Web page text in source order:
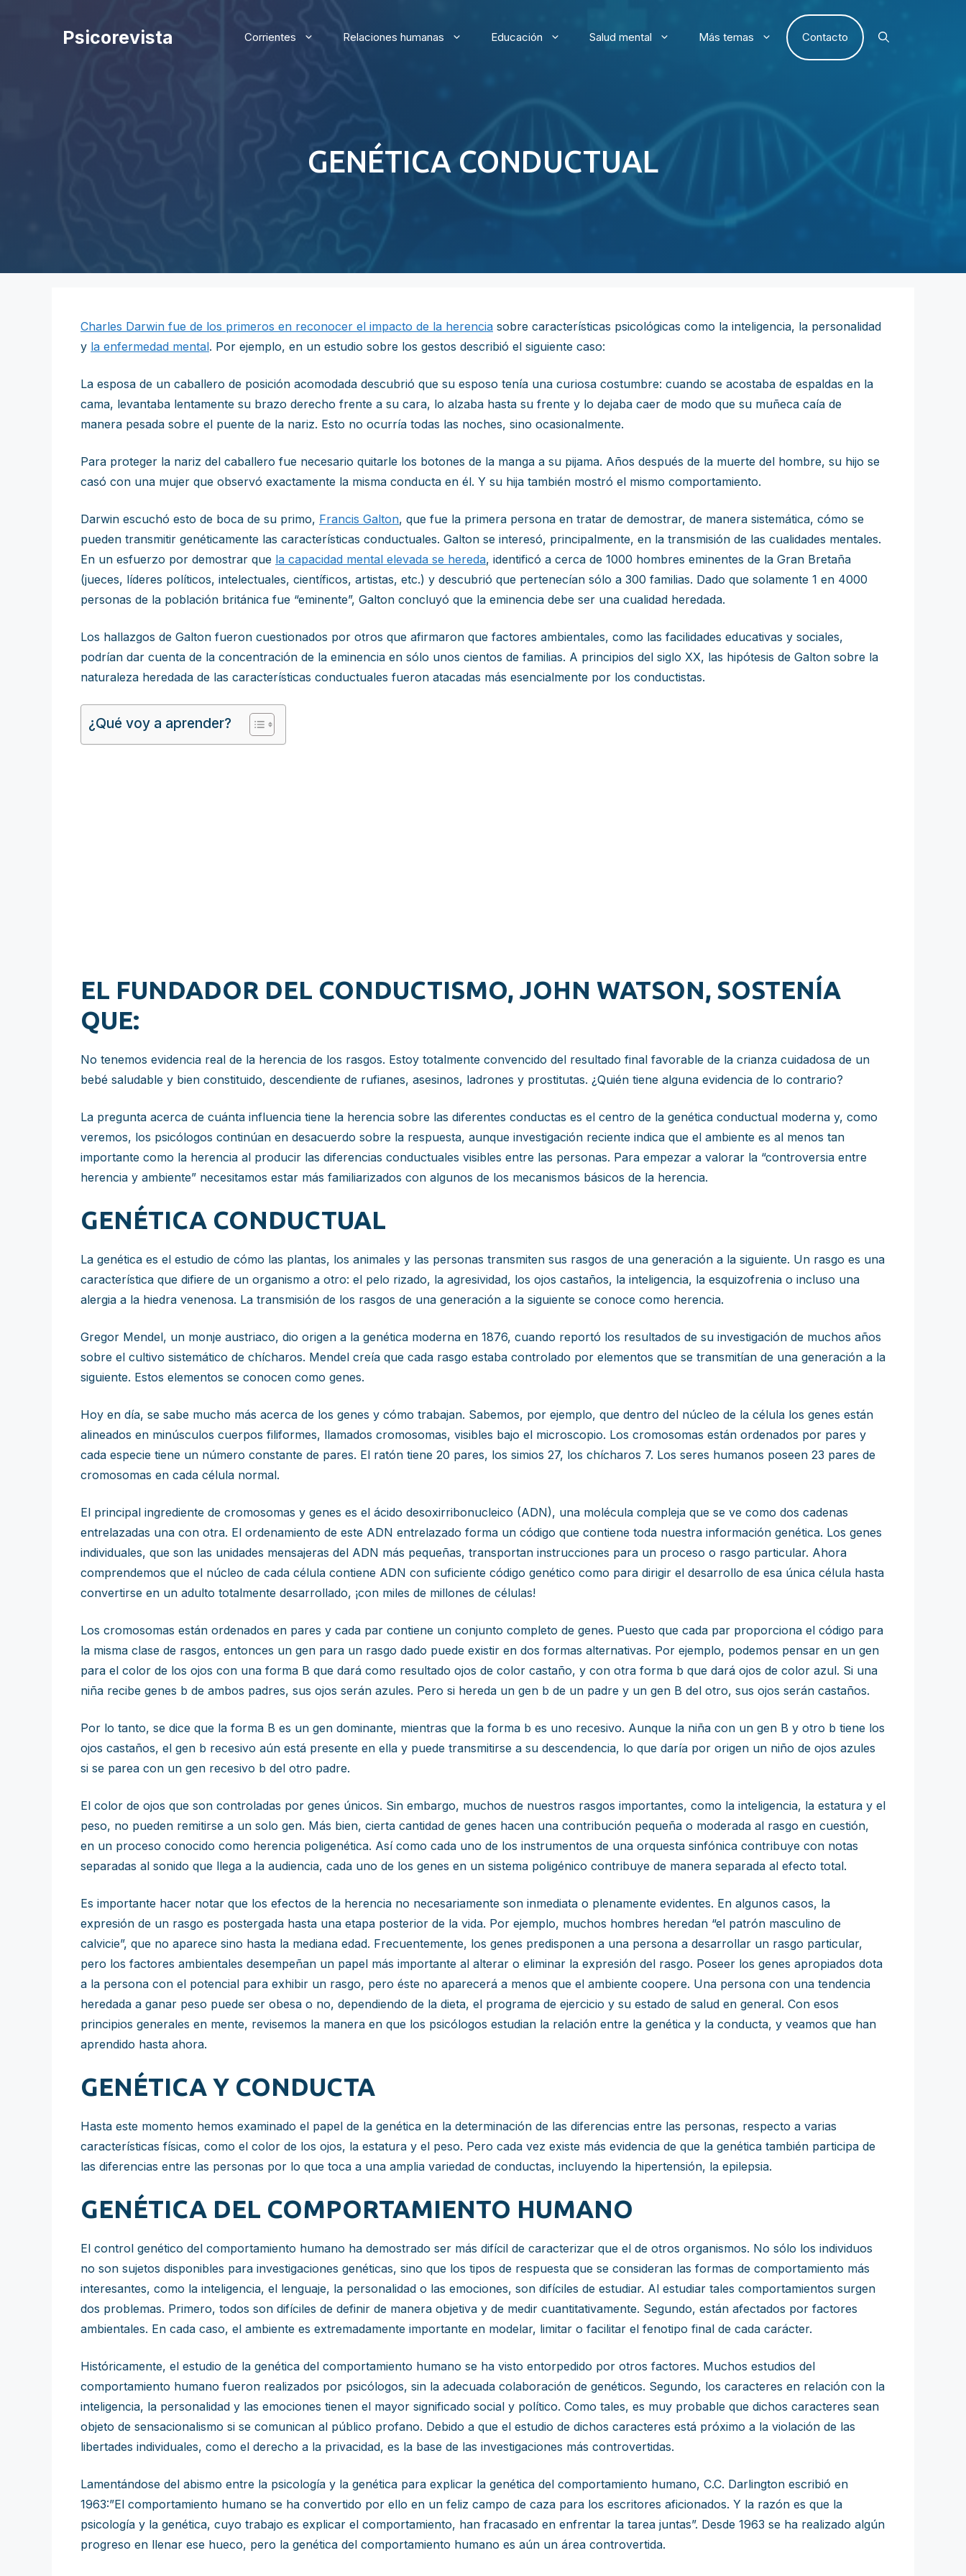
Psicorevista Corrientes Relaciones humanas Educación Salud mental Más temas Contacto
GENÉTICA CONDUCTUAL
Charles Darwin fue de los primeros en reconocer el impacto de la herencia sobre características psicológicas como la inteligencia, la personalidad
y la enfermedad mental. Por ejemplo, en un estudio sobre los gestos describió el siguiente caso:
La esposa de un caballero de posición acomodada descubrió que su esposo tenía una curiosa costumbre: cuando se acostaba de espaldas en la
cama, levantaba lentamente su brazo derecho frente a su cara, lo alzaba hasta su frente y lo dejaba caer de modo que su muñeca caía de
manera pesada sobre el puente de la nariz. Esto no ocurría todas las noches, sino ocasionalmente.
Para proteger la nariz del caballero fue necesario quitarle los botones de la manga a su pijama. Años después de la muerte del hombre, su hijo se
casó con una mujer que observó exactamente la misma conducta en él. Y su hija también mostró el mismo comportamiento.
Darwin escuchó esto de boca de su primo, Francis Galton, que fue la primera persona en tratar de demostrar, de manera sistemática, cómo se
pueden transmitir genéticamente las características conductuales. Galton se interesó, principalmente, en la transmisión de las cualidades mentales.
En un esfuerzo por demostrar que la capacidad mental elevada se hereda, identificó a cerca de 1000 hombres eminentes de la Gran Bretaña
(jueces, líderes políticos, intelectuales, científicos, artistas, etc.) y descubrió que pertenecían sólo a 300 familias. Dado que solamente 1 en 4000
personas de la población británica fue “eminente”, Galton concluyó que la eminencia debe ser una cualidad heredada.
Los hallazgos de Galton fueron cuestionados por otros que afirmaron que factores ambientales, como las facilidades educativas y sociales,
podrían dar cuenta de la concentración de la eminencia en sólo unos cientos de familias. A principios del siglo XX, las hipótesis de Galton sobre la
naturaleza heredada de las características conductuales fueron atacadas más esencialmente por los conductistas.
¿Qué voy a aprender?
EL FUNDADOR DEL CONDUCTISMO, JOHN WATSON, SOSTENÍA
QUE:
No tenemos evidencia real de la herencia de los rasgos. Estoy totalmente convencido del resultado final favorable de la crianza cuidadosa de un
bebé saludable y bien constituido, descendiente de rufianes, asesinos, ladrones y prostitutas. ¿Quién tiene alguna evidencia de lo contrario?
La pregunta acerca de cuánta influencia tiene la herencia sobre las diferentes conductas es el centro de la genética conductual moderna y, como
veremos, los psicólogos continúan en desacuerdo sobre la respuesta, aunque investigación reciente indica que el ambiente es al menos tan
importante como la herencia al producir las diferencias conductuales visibles entre las personas. Para empezar a valorar la “controversia entre
herencia y ambiente” necesitamos estar más familiarizados con algunos de los mecanismos básicos de la herencia.
GENÉTICA CONDUCTUAL
La genética es el estudio de cómo las plantas, los animales y las personas transmiten sus rasgos de una generación a la siguiente. Un rasgo es una
característica que difiere de un organismo a otro: el pelo rizado, la agresividad, los ojos castaños, la inteligencia, la esquizofrenia o incluso una
alergia a la hiedra venenosa. La transmisión de los rasgos de una generación a la siguiente se conoce como herencia.
Gregor Mendel, un monje austriaco, dio origen a la genética moderna en 1876, cuando reportó los resultados de su investigación de muchos años
sobre el cultivo sistemático de chícharos. Mendel creía que cada rasgo estaba controlado por elementos que se transmitían de una generación a la
siguiente. Estos elementos se conocen como genes.
Hoy en día, se sabe mucho más acerca de los genes y cómo trabajan. Sabemos, por ejemplo, que dentro del núcleo de la célula los genes están
alineados en minúsculos cuerpos filiformes, llamados cromosomas, visibles bajo el microscopio. Los cromosomas están ordenados por pares y
cada especie tiene un número constante de pares. El ratón tiene 20 pares, los simios 27, los chícharos 7. Los seres humanos poseen 23 pares de
cromosomas en cada célula normal.
El principal ingrediente de cromosomas y genes es el ácido desoxirribonucleico (ADN), una molécula compleja que se ve como dos cadenas
entrelazadas una con otra. El ordenamiento de este ADN entrelazado forma un código que contiene toda nuestra información genética. Los genes
individuales, que son las unidades mensajeras del ADN más pequeñas, transportan instrucciones para un proceso o rasgo particular. Ahora
comprendemos que el núcleo de cada célula contiene ADN con suficiente código genético como para dirigir el desarrollo de esa única célula hasta
convertirse en un adulto totalmente desarrollado, ¡con miles de millones de células!
Los cromosomas están ordenados en pares y cada par contiene un conjunto completo de genes. Puesto que cada par proporciona el código para
la misma clase de rasgos, entonces un gen para un rasgo dado puede existir en dos formas alternativas. Por ejemplo, podemos pensar en un gen
para el color de los ojos con una forma B que dará como resultado ojos de color castaño, y con otra forma b que dará ojos de color azul. Si una
niña recibe genes b de ambos padres, sus ojos serán azules. Pero si hereda un gen b de un padre y un gen B del otro, sus ojos serán castaños.
Por lo tanto, se dice que la forma B es un gen dominante, mientras que la forma b es uno recesivo. Aunque la niña con un gen B y otro b tiene los
ojos castaños, el gen b recesivo aún está presente en ella y puede transmitirse a su descendencia, lo que daría por origen un niño de ojos azules
si se parea con un gen recesivo b del otro padre.
El color de ojos que son controladas por genes únicos. Sin embargo, muchos de nuestros rasgos importantes, como la inteligencia, la estatura y el
peso, no pueden remitirse a un solo gen. Más bien, cierta cantidad de genes hacen una contribución pequeña o moderada al rasgo en cuestión,
en un proceso conocido como herencia poligenética. Así como cada uno de los instrumentos de una orquesta sinfónica contribuye con notas
separadas al sonido que llega a la audiencia, cada uno de los genes en un sistema poligénico contribuye de manera separada al efecto total.
Es importante hacer notar que los efectos de la herencia no necesariamente son inmediata o plenamente evidentes. En algunos casos, la
expresión de un rasgo es postergada hasta una etapa posterior de la vida. Por ejemplo, muchos hombres heredan “el patrón masculino de
calvicie”, que no aparece sino hasta la mediana edad. Frecuentemente, los genes predisponen a una persona a desarrollar un rasgo particular,
pero los factores ambientales desempeñan un papel más importante al alterar o eliminar la expresión del rasgo. Poseer los genes apropiados dota
a la persona con el potencial para exhibir un rasgo, pero éste no aparecerá a menos que el ambiente coopere. Una persona con una tendencia
heredada a ganar peso puede ser obesa o no, dependiendo de la dieta, el programa de ejercicio y su estado de salud en general. Con esos
principios generales en mente, revisemos la manera en que los psicólogos estudian la relación entre la genética y la conducta, y veamos que han
aprendido hasta ahora.
GENÉTICA Y CONDUCTA
Hasta este momento hemos examinado el papel de la genética en la determinación de las diferencias entre las personas, respecto a varias
características físicas, como el color de los ojos, la estatura y el peso. Pero cada vez existe más evidencia de que la genética también participa de
las diferencias entre las personas por lo que toca a una amplia variedad de conductas, incluyendo la hipertensión, la epilepsia.
GENÉTICA DEL COMPORTAMIENTO HUMANO
El control genético del comportamiento humano ha demostrado ser más difícil de caracterizar que el de otros organismos. No sólo los individuos
no son sujetos disponibles para investigaciones genéticas, sino que los tipos de respuesta que se consideran las formas de comportamiento más
interesantes, como la inteligencia, el lenguaje, la personalidad o las emociones, son difíciles de estudiar. Al estudiar tales comportamientos surgen
dos problemas. Primero, todos son difíciles de definir de manera objetiva y de medir cuantitativamente. Segundo, están afectados por factores
ambientales. En cada caso, el ambiente es extremadamente importante en modelar, limitar o facilitar el fenotipo final de cada carácter.
Históricamente, el estudio de la genética del comportamiento humano se ha visto entorpedido por otros factores. Muchos estudios del
comportamiento humano fueron realizados por psicólogos, sin la adecuada colaboración de genéticos. Segundo, los caracteres en relación con la
inteligencia, la personalidad y las emociones tienen el mayor significado social y político. Como tales, es muy probable que dichos caracteres sean
objeto de sensacionalismo si se comunican al público profano. Debido a que el estudio de dichos caracteres está próximo a la violación de las
libertades individuales, como el derecho a la privacidad, es la base de las investigaciones más controvertidas.
Lamentándose del abismo entre la psicología y la genética para explicar la genética del comportamiento humano, C.C. Darlington escribió en
1963:”El comportamiento humano se ha convertido por ello en un feliz campo de caza para los escritores aficionados. Y la razón es que la
psicología y la genética, cuyo trabajo es explicar el comportamiento, han fracasado en enfrentar la tarea juntas”. Desde 1963 se ha realizado algún
progreso en llenar ese hueco, pero la genética del comportamiento humano es aún un área controvertida.